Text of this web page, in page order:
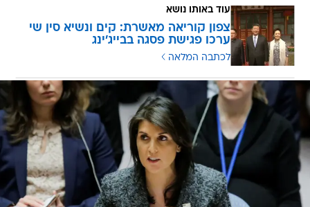
עוד באותו נושא
צפון קוריאה מאשרת: קים ונשיא סין שי
ערכו פגישת פסגה בבייג'ינג
לכתבה המלאה